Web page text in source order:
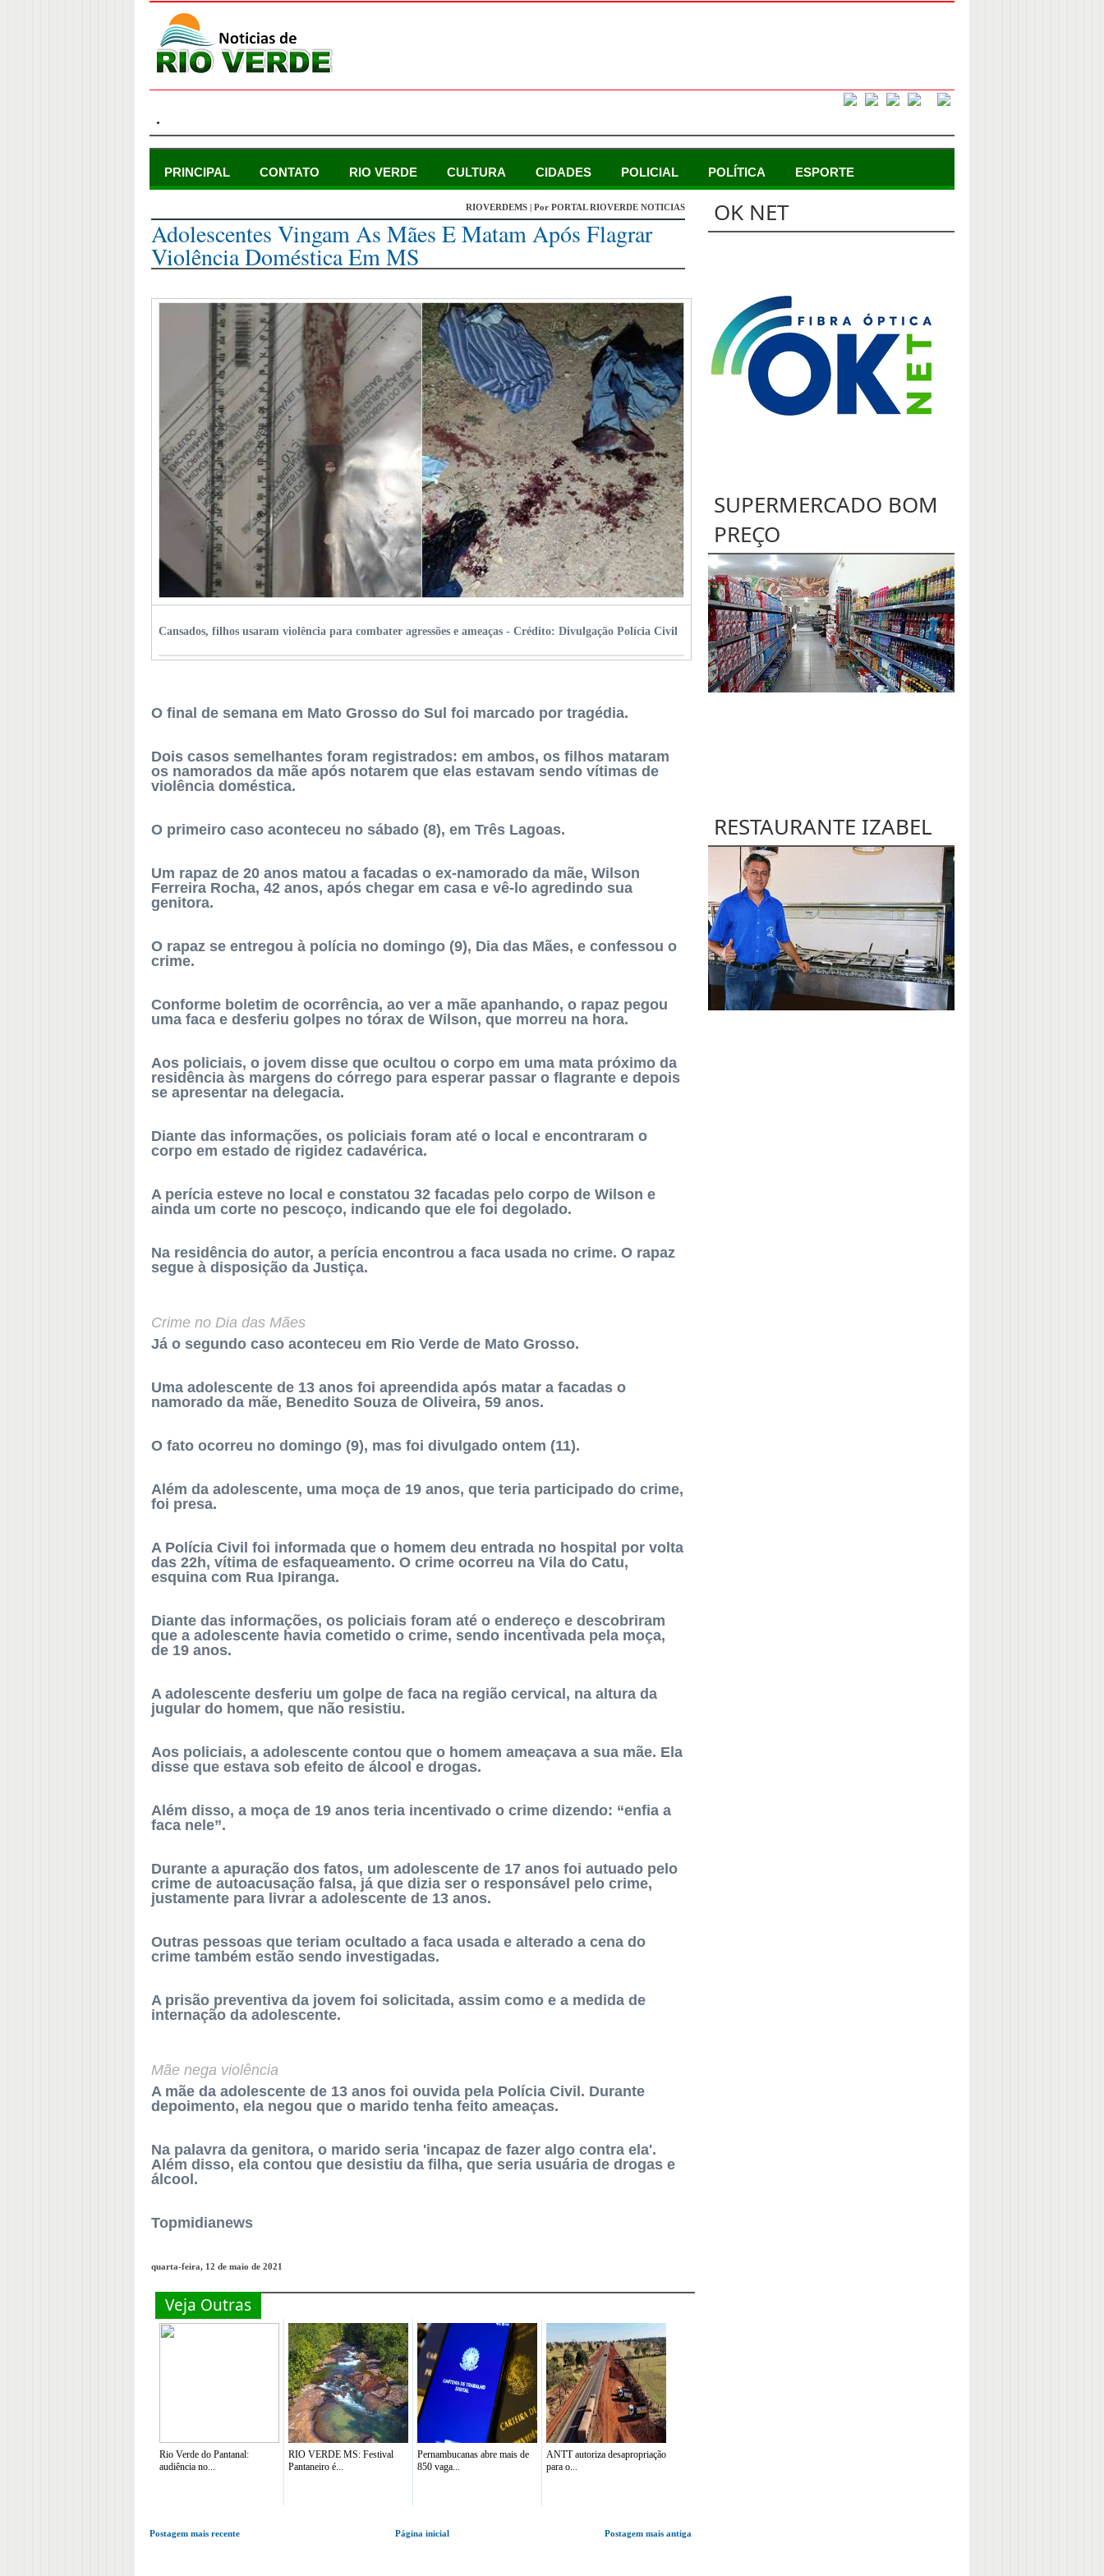
.
PRINCIPAL CONTATO RIO VERDE CULTURA CIDADES POLICIAL POLÍTICA ESPORTE
RIOVERDEMS | Por PORTAL RIOVERDE NOTICIAS
Adolescentes Vingam As Mães E Matam Após Flagrar
Violência Doméstica Em MS
Cansados, filhos usaram violência para combater agressões e ameaças - Crédito: Divulgação Polícia Civil
O final de semana em Mato Grosso do Sul foi marcado por tragédia.
Dois casos semelhantes foram registrados: em ambos, os filhos mataram
os namorados da mãe após notarem que elas estavam sendo vítimas de
violência doméstica.
O primeiro caso aconteceu no sábado (8), em Três Lagoas.
Um rapaz de 20 anos matou a facadas o ex-namorado da mãe, Wilson
Ferreira Rocha, 42 anos, após chegar em casa e vê-lo agredindo sua
genitora.
O rapaz se entregou à polícia no domingo (9), Dia das Mães, e confessou o
crime.
Conforme boletim de ocorrência, ao ver a mãe apanhando, o rapaz pegou
uma faca e desferiu golpes no tórax de Wilson, que morreu na hora.
Aos policiais, o jovem disse que ocultou o corpo em uma mata próximo da
residência às margens do córrego para esperar passar o flagrante e depois
se apresentar na delegacia.
Diante das informações, os policiais foram até o local e encontraram o
corpo em estado de rigidez cadavérica.
A perícia esteve no local e constatou 32 facadas pelo corpo de Wilson e
ainda um corte no pescoço, indicando que ele foi degolado.
Na residência do autor, a perícia encontrou a faca usada no crime. O rapaz
segue à disposição da Justiça.
Crime no Dia das Mães
Já o segundo caso aconteceu em Rio Verde de Mato Grosso.
Uma adolescente de 13 anos foi apreendida após matar a facadas o
namorado da mãe, Benedito Souza de Oliveira, 59 anos.
O fato ocorreu no domingo (9), mas foi divulgado ontem (11).
Além da adolescente, uma moça de 19 anos, que teria participado do crime,
foi presa.
A Polícia Civil foi informada que o homem deu entrada no hospital por volta
das 22h, vítima de esfaqueamento. O crime ocorreu na Vila do Catu,
esquina com Rua Ipiranga.
Diante das informações, os policiais foram até o endereço e descobriram
que a adolescente havia cometido o crime, sendo incentivada pela moça,
de 19 anos.
A adolescente desferiu um golpe de faca na região cervical, na altura da
jugular do homem, que não resistiu.
Aos policiais, a adolescente contou que o homem ameaçava a sua mãe. Ela
disse que estava sob efeito de álcool e drogas.
Além disso, a moça de 19 anos teria incentivado o crime dizendo: “enfia a
faca nele”.
Durante a apuração dos fatos, um adolescente de 17 anos foi autuado pelo
crime de autoacusação falsa, já que dizia ser o responsável pelo crime,
justamente para livrar a adolescente de 13 anos.
Outras pessoas que teriam ocultado a faca usada e alterado a cena do
crime também estão sendo investigadas.
A prisão preventiva da jovem foi solicitada, assim como e a medida de
internação da adolescente.
Mãe nega violência
A mãe da adolescente de 13 anos foi ouvida pela Polícia Civil. Durante
depoimento, ela negou que o marido tenha feito ameaças.
Na palavra da genitora, o marido seria 'incapaz de fazer algo contra ela'.
Além disso, ela contou que desistiu da filha, que seria usuária de drogas e
álcool.
Topmidianews
quarta-feira, 12 de maio de 2021
Veja Outras
Rio Verde do Pantanal:
audiência no...
RIO VERDE MS: Festival
Pantaneiro é...
Pernambucanas abre mais de
850 vaga...
ANTT autoriza desapropriação
para o...
Postagem mais recente Postagem mais antiga
Página inicial
OK NET
SUPERMERCADO BOM
PREÇO
RESTAURANTE IZABEL